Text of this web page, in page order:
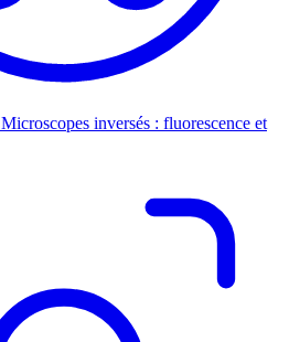
Microscopes inversés : fluorescence et